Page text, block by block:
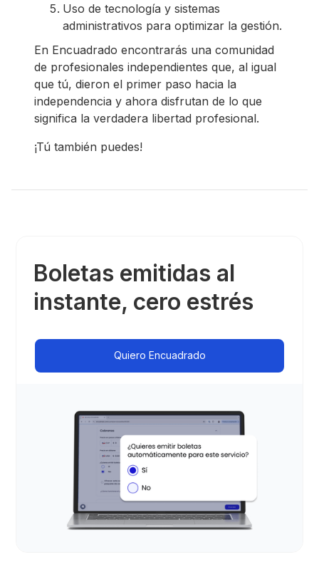
Uso de tecnología y sistemas
administrativos para optimizar la gestión.
En Encuadrado encontrarás una comunidad
de profesionales independientes que, al igual
que tú, dieron el primer paso hacia la
independencia y ahora disfrutan de lo que
significa la verdadera libertad profesional.
¡Tú también puedes!
Boletas emitidas al
instante, cero estrés
Quiero Encuadrado